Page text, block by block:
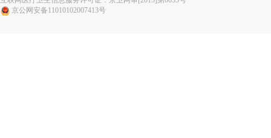
京公网安备11010102007413号